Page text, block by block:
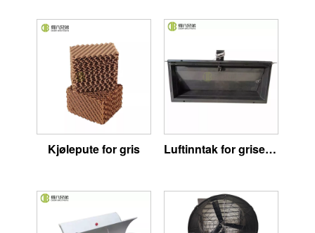
Kjølepute for gris Luftinntak for grisefarm